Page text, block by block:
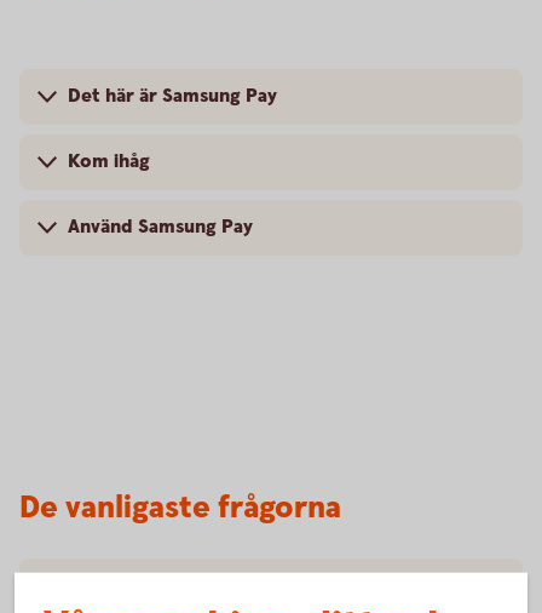
Det här är Samsung Pay
Kom ihåg
Använd Samsung Pay
De vanligaste frågorna